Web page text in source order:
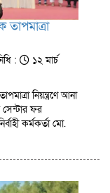
তাপমাত্রা
:
১২ মার্চ
নিয়ন্ত্রণে আনা
সেন্টার ফর
কর্মকর্তা মো.